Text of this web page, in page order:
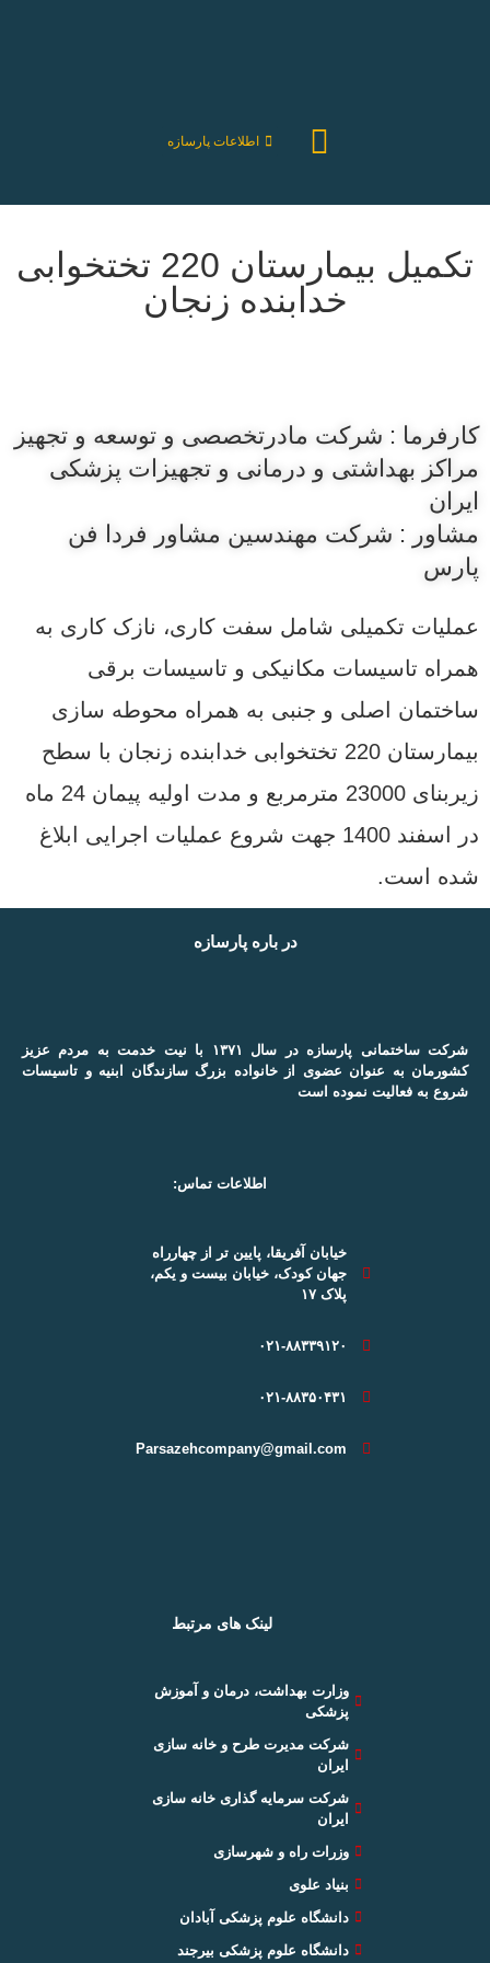
اطلاعات پارسازه
تکمیل بیمارستان 220 تختخوابی
خدابنده زنجان
کارفرما : شرکت مادرتخصصی و توسعه و تجهیز
مراکز بهداشتی و درمانی و تجهیزات پزشکی
ایران
مشاور : شرکت مهندسین مشاور فردا فن
پارس
عملیات تکمیلی شامل سفت کاری، نازک کاری به
همراه تاسیسات مکانیکی و تاسیسات برقی
ساختمان اصلی و جنبی به همراه محوطه سازی
بیمارستان 220 تختخوابی خدابنده زنجان با سطح
زیربنای 23000 مترمربع و مدت اولیه پیمان 24 ماه
در اسفند 1400 جهت شروع عملیات اجرایی ابلاغ
شده است.
در باره پارسازه
شرکت ساختمانی پارسازه در سال ۱۳۷۱ با نیت خدمت به مردم عزیز
کشورمان به عنوان عضوی از خانواده بزرگ سازندگان ابنیه و تاسیسات
شروع به فعالیت نموده است
اطلاعات تماس:
خیابان آفریقا، پایین تر از چهارراه
جهان کودک، خیابان بیست و یکم،
پلاک ۱۷
۰۲۱-۸۸۳۳۹۱۲۰
۰۲۱-۸۸۳۵۰۴۳۱
Parsazehcompany@gmail.com
لینک های مرتبط
وزارت بهداشت، درمان و آموزش
پزشکی
شرکت مدیرت طرح و خانه سازی
ایران
شرکت سرمایه گذاری خانه سازی
ایران
وزرات راه و شهرسازی
بنیاد علوی
دانشگاه علوم پزشکی آبادان
دانشگاه علوم پزشکی بیرجند